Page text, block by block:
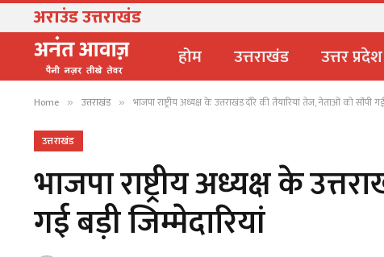
अराउंड उत्तराखंड
होम उत्तराखंड उत्तर प्रदेश
Home » उत्तराखंड » भाजपा राष्ट्रीय अध्यक्ष के उत्तराखंड दौरे की तैयारियां तेज, नेताओं को सौंपी गई
उत्तराखंड
भाजपा राष्ट्रीय अध्यक्ष के
गई बड़ी जिम्मेदारियां